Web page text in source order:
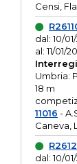
Censi,
dal: 10/
al: 11/01/
Umbria:
18 m
11016 -
Caneva,
dal: 10/